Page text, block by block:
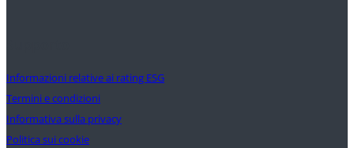
Informazioni relative ai rating ESG
Termini e condizioni
Informativa sulla privacy
Politica sui cookie